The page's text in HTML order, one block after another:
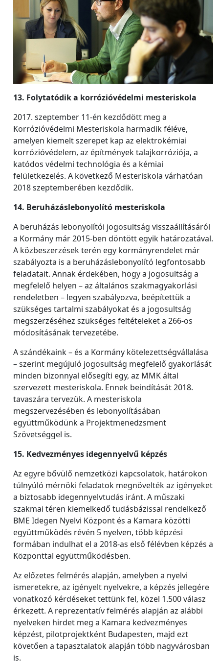
13. Folytatódik a korrózióvédelmi mesteriskola
2017. szeptember 11-én kezdődött meg a
Korrózióvédelmi Mesteriskola harmadik féléve,
amelyen kiemelt szerepet kap az elektrokémiai
korrózióvédelem, az építmények talajkorróziója, a
katódos védelmi technológia és a kémiai
felületkezelés. A következő Mesteriskola várhatóan
2018 szeptemberében kezdődik.
14. Beruházáslebonyolító mesteriskola
A beruházás lebonyolítói jogosultság visszaállításáról
a Kormány már 2015-ben döntött egyik határozatával.
A közbeszerzések terén egy kormányrendelet már
szabályozta is a beruházáslebonyolító legfontosabb
feladatait. Annak érdekében, hogy a jogosultság a
megfelelő helyen – az általános szakmagyakorlási
rendeletben – legyen szabályozva, beépítettük a
szükséges tartalmi szabályokat és a jogosultság
megszerzéséhez szükséges feltételeket a 266-os
módosításának tervezetébe.
A szándékaink – és a Kormány kötelezettségvállalása
– szerint megújuló jogosultság megfelelő gyakorlását
minden bizonnyal elősegíti egy, az MMK által
szervezett mesteriskola. Ennek beindítását 2018.
tavaszára tervezük. A mesteriskola
megszervezésében és lebonyolításában
együttműködünk a Projektmenedzsment
Szövetséggel is.
15. Kedvezményes idegennyelvű képzés
Az egyre bővülő nemzetközi kapcsolatok, határokon
túlnyúló mérnöki feladatok megnövelték az igényeket
a biztosabb idegennyelvtudás iránt. A műszaki
szakmai téren kiemelkedő tudásbázissal rendelkező
BME Idegen Nyelvi Központ és a Kamara közötti
együttműködés révén 5 nyelven, több képzési
formában indulhat el a 2018-as első félévben képzés a
Központtal együttműködésben.
Az előzetes felmérés alapján, amelyben a nyelvi
ismeretekre, az igényelt nyelvekre, a képzés jellegére
vonatkozó kérdéseket tettünk fel, közel 1.500 válasz
érkezett. A reprezentatív felmérés alapján az alábbi
nyelveken hirdet meg a Kamara kedvezményes
képzést, pilotprojektként Budapesten, majd ezt
követően a tapasztalatok alapján több nagyvárosban
is.